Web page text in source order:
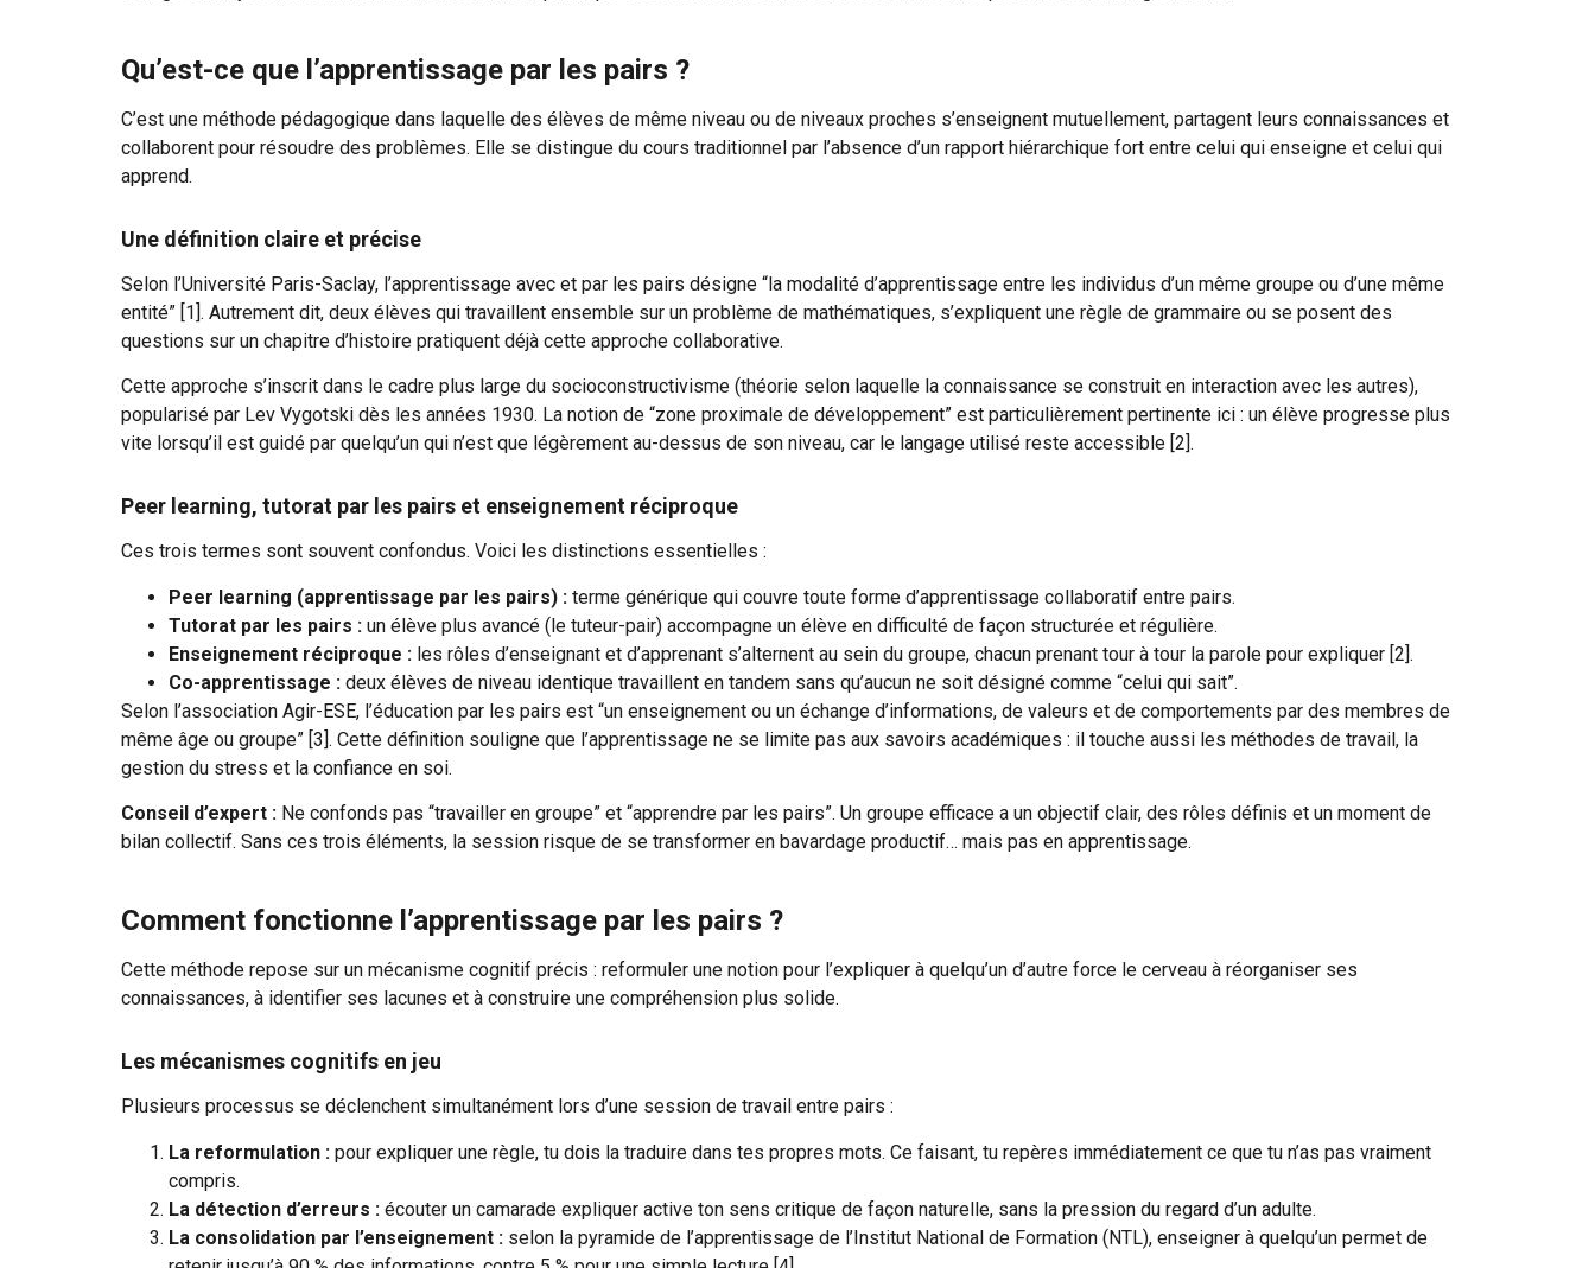
Qu’est-ce que l’apprentissage par les pairs ?
C’est une méthode pédagogique dans laquelle des élèves de même niveau ou de niveaux proches s’enseignent mutuellement, partagent leurs connaissances et
collaborent pour résoudre des problèmes. Elle se distingue du cours traditionnel par l’absence d’un rapport hiérarchique fort entre celui qui enseigne et celui qui
apprend.
Une définition claire et précise
Selon l’Université Paris-Saclay, l’apprentissage avec et par les pairs désigne “la modalité d’apprentissage entre les individus d’un même groupe ou d’une même
entité” [1]. Autrement dit, deux élèves qui travaillent ensemble sur un problème de mathématiques, s’expliquent une règle de grammaire ou se posent des
questions sur un chapitre d’histoire pratiquent déjà cette approche collaborative.
Cette approche s’inscrit dans le cadre plus large du socioconstructivisme (théorie selon laquelle la connaissance se construit en interaction avec les autres),
popularisé par Lev Vygotski dès les années 1930. La notion de “zone proximale de développement” est particulièrement pertinente ici : un élève progresse plus
vite lorsqu’il est guidé par quelqu’un qui n’est que légèrement au-dessus de son niveau, car le langage utilisé reste accessible [2].
Peer learning, tutorat par les pairs et enseignement réciproque
Ces trois termes sont souvent confondus. Voici les distinctions essentielles :
Peer learning (apprentissage par les pairs) : terme générique qui couvre toute forme d’apprentissage collaboratif entre pairs.
Tutorat par les pairs : un élève plus avancé (le tuteur-pair) accompagne un élève en difficulté de façon structurée et régulière.
Enseignement réciproque : les rôles d’enseignant et d’apprenant s’alternent au sein du groupe, chacun prenant tour à tour la parole pour expliquer [2].
Co-apprentissage : deux élèves de niveau identique travaillent en tandem sans qu’aucun ne soit désigné comme “celui qui sait”.
Selon l’association Agir-ESE, l’éducation par les pairs est “un enseignement ou un échange d’informations, de valeurs et de comportements par des membres de
même âge ou groupe” [3]. Cette définition souligne que l’apprentissage ne se limite pas aux savoirs académiques : il touche aussi les méthodes de travail, la
gestion du stress et la confiance en soi.
Conseil d’expert : Ne confonds pas “travailler en groupe” et “apprendre par les pairs”. Un groupe efficace a un objectif clair, des rôles définis et un moment de
bilan collectif. Sans ces trois éléments, la session risque de se transformer en bavardage productif… mais pas en apprentissage.
Comment fonctionne l’apprentissage par les pairs ?
Cette méthode repose sur un mécanisme cognitif précis : reformuler une notion pour l’expliquer à quelqu’un d’autre force le cerveau à réorganiser ses
connaissances, à identifier ses lacunes et à construire une compréhension plus solide.
Les mécanismes cognitifs en jeu
Plusieurs processus se déclenchent simultanément lors d’une session de travail entre pairs :
La reformulation : pour expliquer une règle, tu dois la traduire dans tes propres mots. Ce faisant, tu repères immédiatement ce que tu n’as pas vraiment
compris.
La détection d’erreurs : écouter un camarade expliquer active ton sens critique de façon naturelle, sans la pression du regard d’un adulte.
La consolidation par l’enseignement : selon la pyramide de l’apprentissage de l’Institut National de Formation (NTL), enseigner à quelqu’un permet de